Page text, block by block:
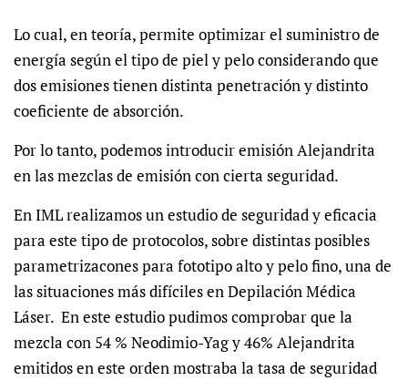
Lo cual, en teoría, permite optimizar el suministro de
energía según el tipo de piel y pelo considerando que
dos emisiones tienen distinta penetración y distinto
coeficiente de absorción.
Por lo tanto, podemos introducir emisión Alejandrita
en las mezclas de emisión con cierta seguridad.
En IML realizamos un estudio de seguridad y eficacia
para este tipo de protocolos, sobre distintas posibles
parametrizacones para fototipo alto y pelo fino, una de
las situaciones más difíciles en Depilación Médica
Láser. En este estudio pudimos comprobar que la
mezcla con 54 % Neodimio-Yag y 46% Alejandrita
emitidos en este orden mostraba la tasa de seguridad